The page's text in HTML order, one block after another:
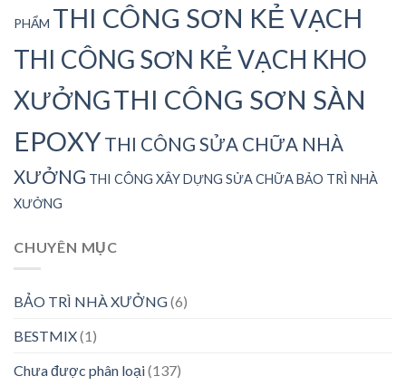
PHẨM THI CÔNG SƠN KẺ VẠCH
THI CÔNG SƠN KẺ VẠCH KHO
XƯỞNGTHI CÔNG SƠN SÀN
EPOXYTHI CÔNG SỬA CHỮA NHÀ
XƯỞNG THI CÔNG XÂY DỰNG SỬA CHỮA BẢO TRÌ NHÀ
XƯỞNG
CHUYÊN MỤC
BẢO TRÌ NHÀ XƯỞNG(6)
BESTMIX(1)
Chưa được phân loại(137)